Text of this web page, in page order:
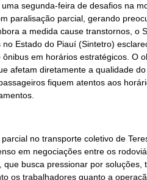
segunda-feira de desafios na
paralisação parcial, gerando
a medida cause transtornos, o
Estado do Piauí (Sintetro)
em horários estratégicos. O
afetam diretamente a qualidade
fiquem atentos aos
no transporte coletivo de
em negociações entre os
busca pressionar por
os trabalhadores quanto a